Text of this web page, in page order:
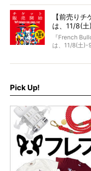
day1の司会
ェスには世代
に豪華なラ
北は北海道、
グが一堂に会
【前売り
は、11/8(
マソング制
『French
は、11/8(土)-
お得な前売
ど、内容盛
お見逃しなく
Pick Up!